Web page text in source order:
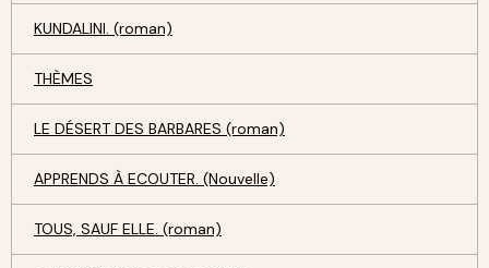
KUNDALINI. (roman)
THÈMES
LE DÉSERT DES BARBARES (roman)
APPRENDS À ECOUTER. (Nouvelle)
TOUS, SAUF ELLE. (roman)